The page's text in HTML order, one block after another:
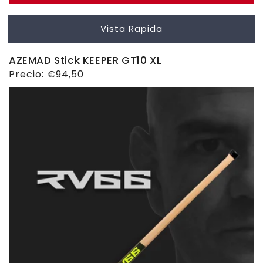
Vista Rapida
AZEMAD Stick KEEPER GT10 XL
Precio
habitual
Precio: €94,50